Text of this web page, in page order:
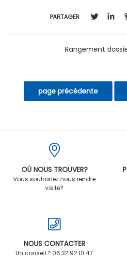
PARTAGER
Rangement
OÙ NOUS TROUVER?
Vous souhaitez nous rendre
visite?
NOUS CONTACTER
Un conseil ? 06.32.92.10.47